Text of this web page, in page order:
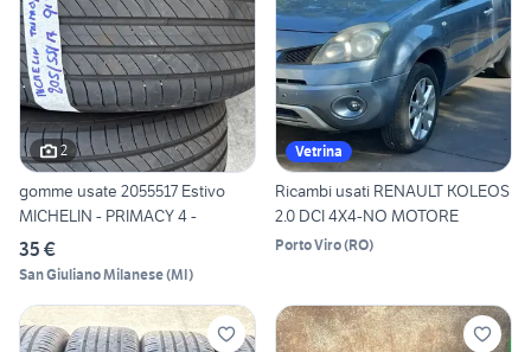
2
gomme usate 2055517 Estivo
MICHELIN - PRIMACY 4 -
35 €
San Giuliano Milanese(MI)
Vetrina
Ricambi usati RENAULT KOLEOS
2.0 DCI 4X4-NO MOTORE
Porto Viro(RO)